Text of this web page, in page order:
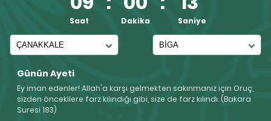
Günün Ayeti
Ey iman edenler! Allah'a karşı gelmekten sakınmanız için Oruç,
sizden öncekilere farz kılındığı gibi, size de farz kılındı. (Bakara
Suresi 183)
Saat Dakika Saniye